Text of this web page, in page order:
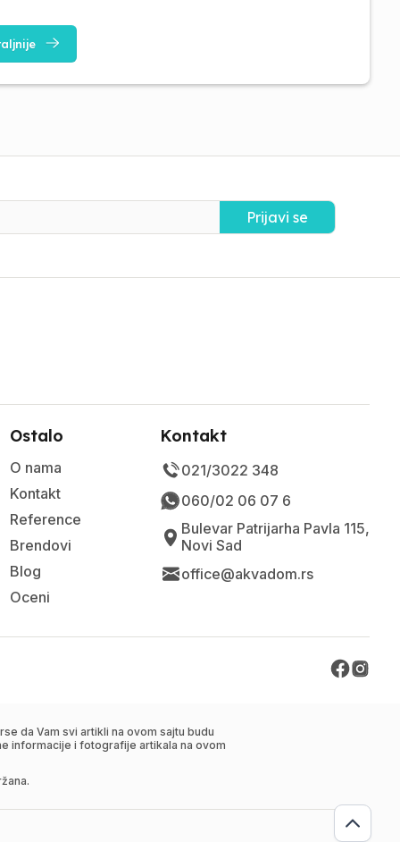
Prijavi se
Ostalo
O nama
Kontakt
Reference
Brendovi
Blog
Oceni
Kontakt
021/3022 348
060/02 06 07 6
Bulevar Patrijarha Pavla 115,
Novi Sad
office@akvadom.rs
da Vam svi artikli na ovom sajtu budu
informacije i fotografije artikala na ovom